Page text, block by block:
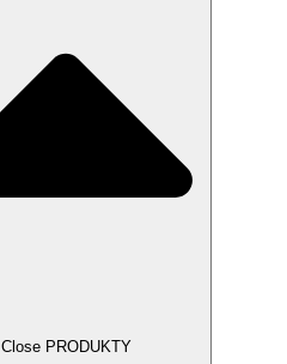
Close PRODUKTY